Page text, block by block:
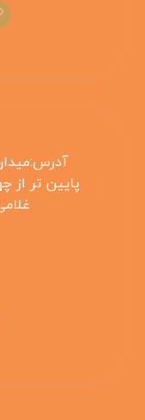
پایین تر از